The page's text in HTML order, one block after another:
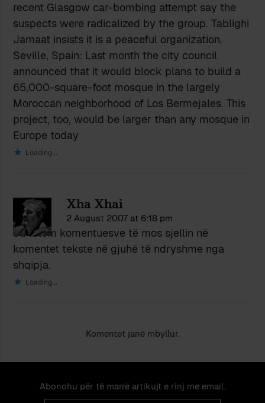
recent Glasgow car-bombing attempt say the
suspects were radicalized by the group. Tablighi
Jamaat insists it is a peaceful organization.
Seville, Spain: Last month the city council
announced that it would block plans to build a
65,000-square-foot mosque in the largely
Moroccan neighborhood of Los Bermejales. This
project, too, would be larger than any mosque in
Europe today
Loading...
Xha Xhai
2 August 2007 at 6:18 pm
Ju lutem komentuesve të mos sjellin në
komentet tekste në gjuhë të ndryshme nga
shqipja.
Loading...
Komentet janë mbyllur.
Abonohu për të marrë artikujt e rinj me email.
Email